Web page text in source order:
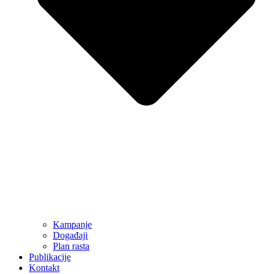
Kampanje
Događaji
Plan rasta
Publikacije
Kontakt